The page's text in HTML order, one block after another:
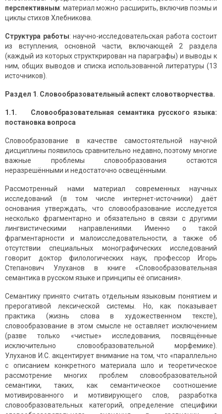
перспективным: материал можно расширить, включив поэмы и
циклы стихов Хлебникова.
Структура работы: научно-исследовательская работа состоит
из вступления, основной части, включающей 2 раздела
(каждый из которых структкрирован на параграфы) и выводы к
ним, общих выводов и списка использованной литературы (13
источников).
Раздел 1 Словообразовательный аспект словотворчества.
1.1. Словообразовательная семантика русского языка:
постановка вопроса
Словообразование в качестве самостоятельной научной
дисциплины появилось сравнительно недавно, поэтому многие
важные проблемы словообразования остаются
неразрешёнными и недостаточно освещёнными.
Рассмотренный нами материал современных научных
исследований (в том числе интернет-источники) даёт
основания утверждать, что словообразование исследуется
несколько фрагментарно и обязательно в связи с другими
лингвистическими направлениями. Именно о такой
фрагментарности и малоисследовательности, а также об
отсутствии специальных монографических исследований
говорит доктор филологических наук, профессор Игорь
Степанович Улуханов в книге «Словообразовательная
семантика в русском языке и принципы её описания».
Семантику принято считать отдельным языковым понятием и
прерогативой лексической системы. Но, как показывает
практика (жизнь слова в художественном тексте),
словообразование в этом смысле не оставляет исключением
(разве только «чистые» исследования, посвящённые
исключительно словообразовательной морфемике).
Улуханов И.С. акцентирует внимание на том, что «параллельно
с описанием конкретного материала шло и теоретическое
рассмотрение многих проблем словообразовательной
семантики, таких, как семантическое соотношение
мотивированного и мотивирующего слов, разработка
словообразовательных категорий, определение специфики